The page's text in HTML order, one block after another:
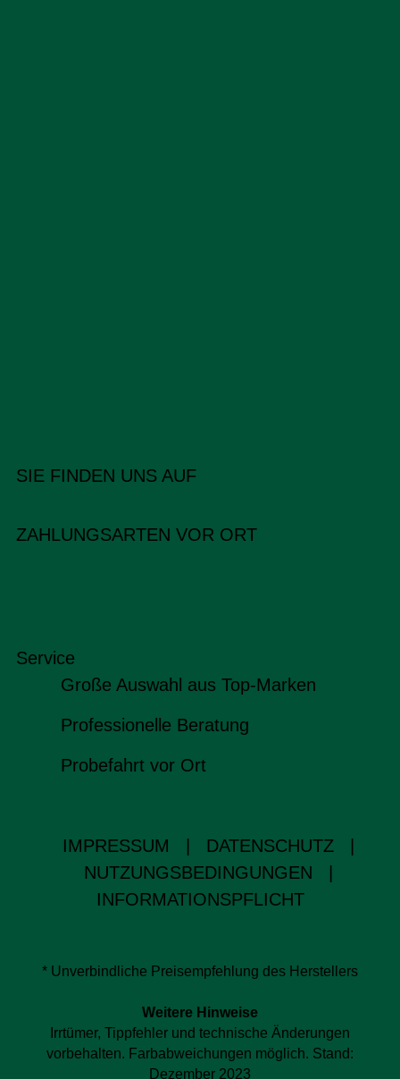
SIE FINDEN UNS AUF
ZAHLUNGSARTEN VOR ORT
Service
Große Auswahl aus Top-Marken
Professionelle Beratung
Probefahrt vor Ort
IMPRESSUM DATENSCHUTZ
NUTZUNGSBEDINGUNGEN
INFORMATIONSPFLICHT
* Unverbindliche Preisempfehlung des Herstellers
Weitere Hinweise
Irrtümer, Tippfehler und technische Änderungen
vorbehalten. Farbabweichungen möglich. Stand:
Dezember 2023